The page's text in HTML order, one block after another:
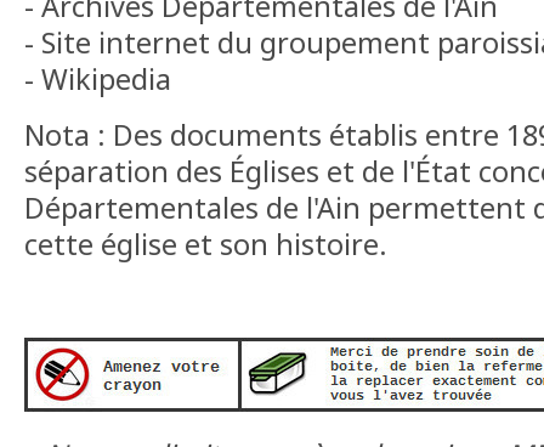
- Site internet du groupement
- Wikipedia
Nota : Des documents établis entre
séparation des Églises et de l'État
Départementales de l'Ain permettent
cette église et son histoire.